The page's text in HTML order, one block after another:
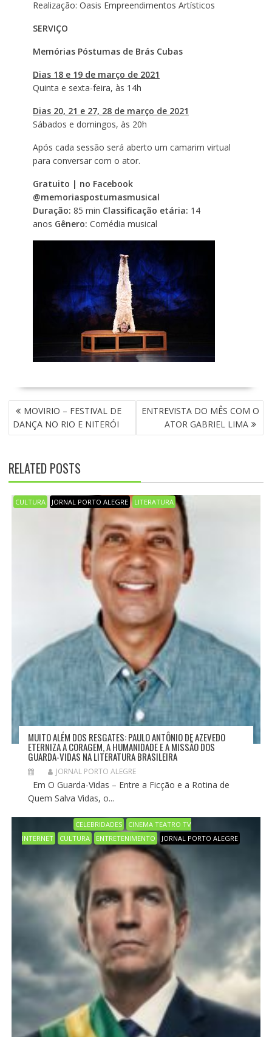
Realização: Oasis Empreendimentos Artísticos
SERVIÇO
Memórias Póstumas de Brás Cubas
Dias 18 e 19 de março de 2021
Quinta e sexta-feira, às 14h
Dias 20, 21 e 27, 28 de março de 2021
Sábados e domingos, às 20h
Após cada sessão será aberto um camarim virtual
para conversar com o ator.
Gratuito | no Facebook
@memoriaspostumasmusical
Duração: 85 min Classificação etária: 14
anos Gênero: Comédia musical
N
A
V
G
A
Ç
Ã
O
MOVIRIO – FESTIVAL DE
DANÇA NO RIO E NITERÓI
ENTREVISTA DO MÊS COM O
ATOR GABRIEL LIMA
RELATED POSTS
CULTURA JORNAL PORTO ALEGRE LITERATURA
MUITO ALÉM DOS RESGATES: PAULO ANTÔNIO DE AZEVEDO
ETERNIZA A CORAGEM, A HUMANIDADE E A MISSÃO DOS
GUARDA-VIDAS NA LITERATURA BRASILEIRA
JORNAL PORTO ALEGRE
Em O Guarda-Vidas – Entre a Ficção e a Rotina de
Quem Salva Vidas, o...
CELEBRIDADES
CINEMA TEATRO TV
INTERNET
CULTURA ENTRETENIMENTO JORNAL PORTO ALEGRE